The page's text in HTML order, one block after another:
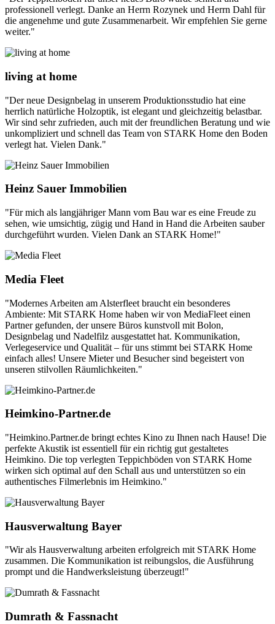
professionell verlegt. Danke an Herrn Rozynek und Herrn Dahl für
die angenehme und gute Zusammenarbeit. Wir empfehlen Sie gerne
weiter."
living at home
"Der neue Designbelag in unserem Produktionsstudio hat eine
herrlich natürliche Holzoptik, ist elegant und gleichzeitig belastbar.
Wir sind sehr zufrieden, auch mit der freundlichen Beratung und wie
unkompliziert und schnell das Team von STARK Home den Boden
verlegt hat. Vielen Dank."
Heinz Sauer Immobilien
"Für mich als langjähriger Mann vom Bau war es eine Freude zu
sehen, wie umsichtig, zügig und Hand in Hand die Arbeiten sauber
durchgeführt wurden. Vielen Dank an STARK Home!"
Media Fleet
"Modernes Arbeiten am Alsterfleet braucht ein besonderes
Ambiente: Mit STARK Home haben wir von MediaFleet einen
Partner gefunden, der unsere Büros kunstvoll mit Bolon,
Designbelag und Nadelfilz ausgestattet hat. Kommunikation,
Verlegeservice und Qualität – für uns stimmt bei STARK Home
einfach alles! Unsere Mieter und Besucher sind begeistert von
unseren stilvollen Räumlichkeiten."
Heimkino-Partner.de
"Heimkino.Partner.de bringt echtes Kino zu Ihnen nach Hause! Die
perfekte Akustik ist essentiell für ein richtig gut gestaltetes
Heimkino. Die top verlegten Teppichböden von STARK Home
wirken sich optimal auf den Schall aus und unterstützen so ein
authentisches Filmerlebnis im Heimkino."
Hausverwaltung Bayer
"Wir als Hausverwaltung arbeiten erfolgreich mit STARK Home
zusammen. Die Kommunikation ist reibungslos, die Ausführung
prompt und die Handwerksleistung überzeugt!"
Dumrath & Fassnacht